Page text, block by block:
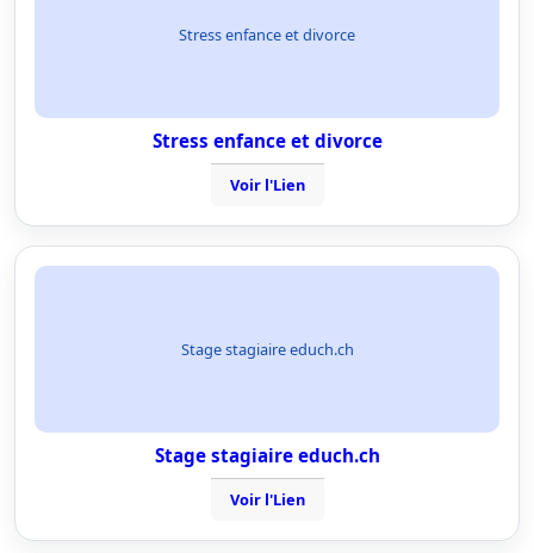
Stress enfance et divorce
Stress enfance et divorce
Voir l'Lien
Stage stagiaire educh.ch
Stage stagiaire educh.ch
Voir l'Lien